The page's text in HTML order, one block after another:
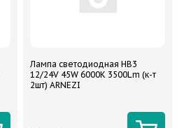
Лампа светодиодная HB3
12/24V 45W 6000K 3500Lm (к-т
2шт) ARNEZI